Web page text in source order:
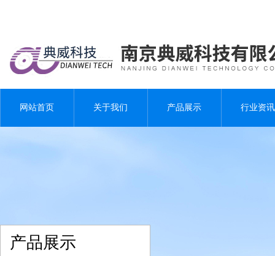
网站首页 关于我们 产品展示 行业资讯
产品展示